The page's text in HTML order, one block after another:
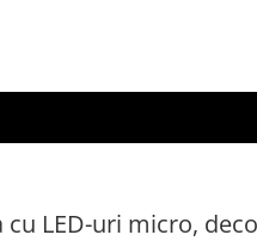
cu LED-uri micro,